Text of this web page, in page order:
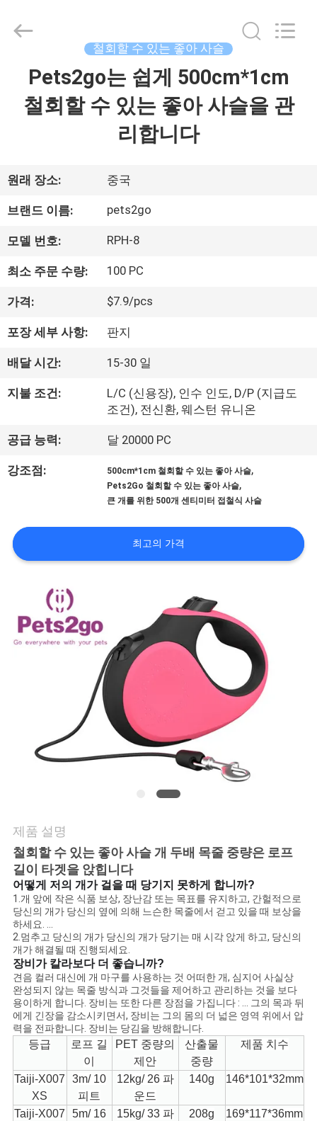
우
리
에
공
여
행
연
락
세
요
구
하
세
요
BLOG/NEWS
사
이
트
맵
2020
Reserved.
철회할 수 있는 좋아 사슬
Pets2go는 쉽게 500cm*1cm
철회할 수 있는 좋아 사슬을 관
리합니다
원래 장소: 중국
브랜드 이름: pets2go
모델 번호: RPH-8
최소 주문 수량: 100 PC
가격: $7.9/pcs
포장 세부 사항: 판지
배달 시간: 15-30 일
지불 조건:
L/C (신용장), 인수 인도, D/P (지급도
조건), 전신환, 웨스턴 유니온
공급 능력: 달 20000 PC
강조점: 500cm*1cm 철회할 수 있는 좋아 사슬,
Pets2Go 철회할 수 있는 좋아 사슬,
큰 개를 위한 500개 센티미터 접철식 사슬
최고의 가격
제품 설명
철회할 수 있는 좋아 사슬 개 두배 목줄 중량은 로프
길이 타겟을 앉힙니다
어떻게 저의 개가 걸을 때 당기지 못하게 합니까?
1.개 앞에 작은 식품 보상, 장난감 또는 목표를 유지하고, 간헐적으로
당신의 개가 당신의 옆에 의해 느슨한 목줄에서 걷고 있을 때 보상을
하세요. ...
2.멈추고 당신의 개가 당신의 개가 당기는 매 시각 앉게 하고, 당신의
개가 해결될 때 진행되세요.
장비가 칼라보다 더 좋습니까?
견음 컬러 대신에 개 마구를 사용하는 것 어떠한 개, 심지어 사실상
완성되지 않는 목줄 방식과 그것들을 제어하고 관리하는 것을 보다
용이하게 합니다. 장비는 또한 다른 장점을 가집니다 : ... 그의 목과 뒤
에게 긴장을 감소시키면서, 장비는 그의 몸의 더 넓은 영역 위에서 압
력을 전파합니다. 장비는 당김을 방해합니다.
등급
로프 길
이
PET 중량의
제안
산출물
중량
제품 치수
Taiji-X007
XS
3m/ 10
피트
12kg/ 26 파
운드
140g 146*101*32mm
Taiji-X007
5m/ 16
15kg/ 33 파
208g 169*117*36mm